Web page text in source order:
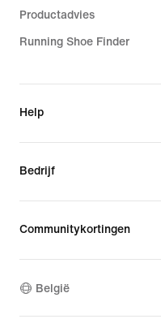
Productadvies
Running Shoe Finder
Help
Bedrijf
Communitykortingen
België